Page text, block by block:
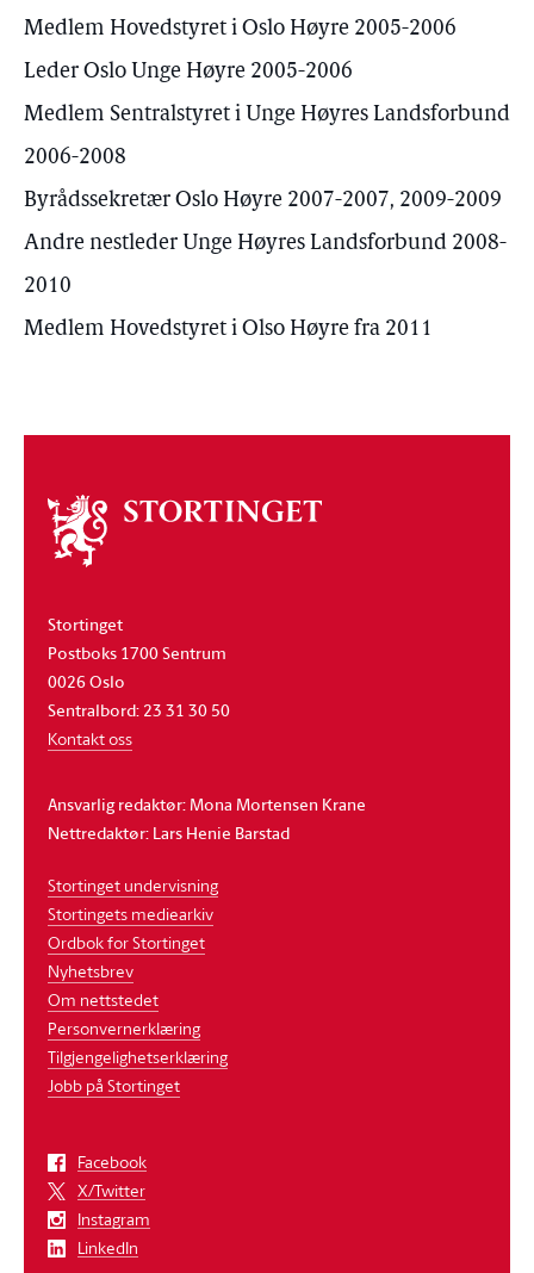
Medlem Hovedstyret i Oslo Høyre 2005-2006
Leder Oslo Unge Høyre 2005-2006
Medlem Sentralstyret i Unge Høyres Landsforbund
2006-2008
Byrådssekretær Oslo Høyre 2007-2007, 2009-2009
Andre nestleder Unge Høyres Landsforbund 2008-
2010
Medlem Hovedstyret i Olso Høyre fra 2011
Om
stortinget
Stortinget
Postboks 1700 Sentrum
0026 Oslo
Sentralbord: 23 31 30 50
Kontakt oss
Ansvarlig redaktør: Mona Mortensen Krane
Nettredaktør: Lars Henie Barstad
Stortinget undervisning
Stortingets mediearkiv
Ordbok for Stortinget
Nyhetsbrev
Om nettstedet
Personvernerklæring
Tilgjengelighetserklæring
Jobb på Stortinget
Facebook
X/Twitter
Instagram
LinkedIn